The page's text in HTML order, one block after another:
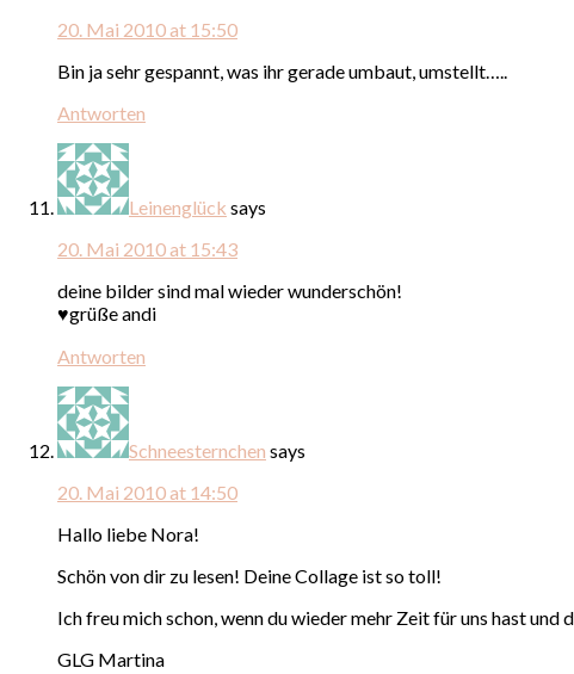
20. Mai 2010 at 15:50
Bin ja sehr gespannt, was ihr gerade umbaut, umstellt…..
Antworten
Leinenglück says
20. Mai 2010 at 15:43
deine bilder sind mal wieder wunderschön!
♥grüße andi
Antworten
Schneesternchen says
20. Mai 2010 at 14:50
Hallo liebe Nora!
Schön von dir zu lesen! Deine Collage ist so toll!
Ich freu mich schon, wenn du wieder mehr Zeit für uns hast und
GLG Martina